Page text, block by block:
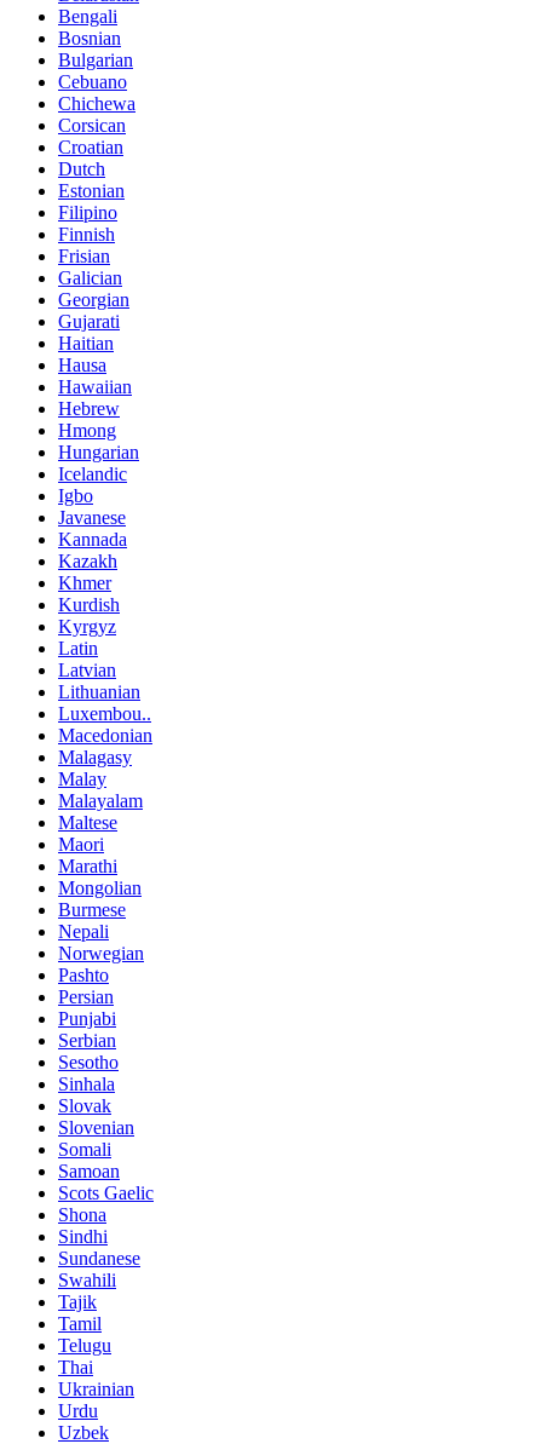
Bengali
Bosnian
Bulgarian
Cebuano
Chichewa
Corsican
Croatian
Dutch
Estonian
Filipino
Finnish
Frisian
Galician
Georgian
Gujarati
Haitian
Hausa
Hawaiian
Hebrew
Hmong
Hungarian
Icelandic
Igbo
Javanese
Kannada
Kazakh
Khmer
Kurdish
Kyrgyz
Latin
Latvian
Lithuanian
Luxembou..
Macedonian
Malagasy
Malay
Malayalam
Maltese
Maori
Marathi
Mongolian
Burmese
Nepali
Norwegian
Pashto
Persian
Punjabi
Serbian
Sesotho
Sinhala
Slovak
Slovenian
Somali
Samoan
Scots Gaelic
Shona
Sindhi
Sundanese
Swahili
Tajik
Tamil
Telugu
Thai
Ukrainian
Urdu
Uzbek